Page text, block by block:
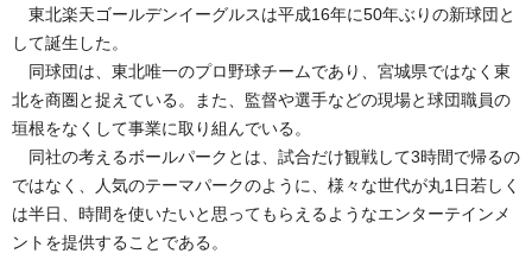
東北楽天ゴールデンイーグルスは平成16年に50年ぶりの新球団と
して誕生した。
同球団は、東北唯一のプロ野球チームであり、宮城県ではなく東
北を商圏と捉えている。また、監督や選手などの現場と球団職員の
垣根をなくして事業に取り組んでいる。
同社の考えるボールパークとは、試合だけ観戦して3時間で帰るの
ではなく、人気のテーマパークのように、様々な世代が丸1日若しく
は半日、時間を使いたいと思ってもらえるようなエンターテインメ
ントを提供することである。